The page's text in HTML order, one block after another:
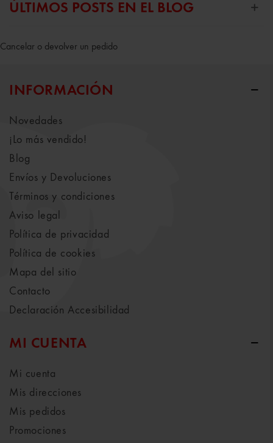
ÚLTIMOS POSTS EN EL BLOG
Cancelar o devolver un pedido
INFORMACIÓN
Novedades
¡Lo más vendido!
Blog
Envíos y Devoluciones
Términos y condiciones
Aviso legal
Política de privacidad
Política de cookies
Mapa del sitio
Contacto
Declaración Accesibilidad
MI CUENTA
Mi cuenta
Mis direcciones
Mis pedidos
Promociones